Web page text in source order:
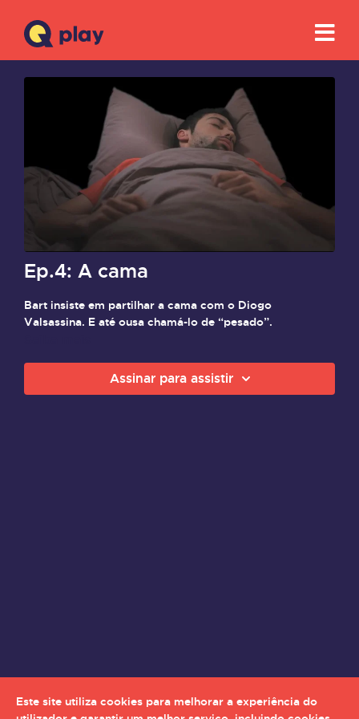
Ep.4: A cama
Bart insiste em partilhar a cama com o Diogo
Valsassina. E até ousa chamá-lo de “pesado”.
Assinar para assistir
Este site utiliza cookies para melhorar a experiência do